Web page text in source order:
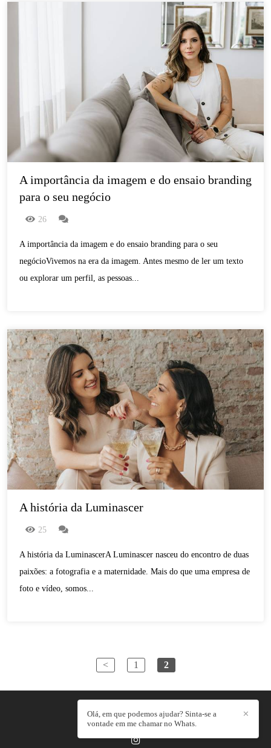
A importância da imagem e do ensaio branding
para o seu negócio
26
A importância da imagem e do ensaio branding para o seu
negócioVivemos na era da imagem. Antes mesmo de ler um texto
ou explorar um perfil, as pessoas...
A história da Luminascer
25
A história da LuminascerA Luminascer nasceu do encontro de duas
paixões: a fotografia e a maternidade. Mais do que uma empresa de
foto e vídeo, somos...
< 1 2
LUMINASCER/CONTATO
✕
Olá, em que podemos ajudar? Sinta-se a
vontade em me chamar no Whats.